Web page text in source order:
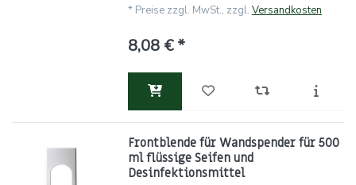
* Preise zzgl. MwSt., zzgl. Versandkosten
8,08 € *
Frontblende für Wandspender für 500
ml flüssige Seifen und
Desinfektionsmittel